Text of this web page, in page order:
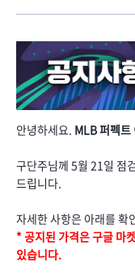
안녕하세요. MLB 퍼펙트
구단주님께 5월 21일 점
드립니다.
자세한 사항은 아래를 확
* 공지된 가격은 구글 마
있습니다.